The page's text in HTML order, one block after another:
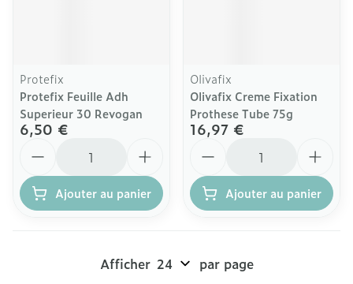
Protefix
Protefix Feuille Adh
Superieur 30 Revogan
6,50 €
Ajouter au panier
Olivafix
Olivafix Creme Fixation
Prothese Tube 75g
16,97 €
Ajouter au panier
Afficher par page